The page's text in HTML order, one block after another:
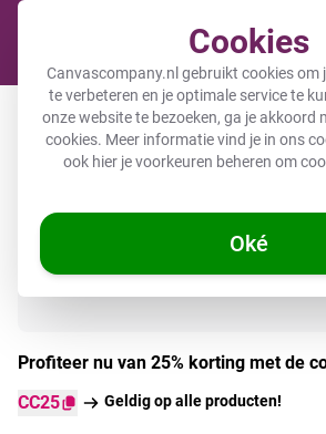
Cookies
Canvascompany.nl gebruikt cookies om
te verbeteren en je optimale service te
onze website te bezoeken, ga je akkoord
cookies. Meer informatie vind je in ons
ook hier je voorkeuren beheren om
Oké
Verjaardagskalender
Direct uit voorraad leverbaar
Profiteer nu van 25% korting met de
CC25
Geldig op alle producten!